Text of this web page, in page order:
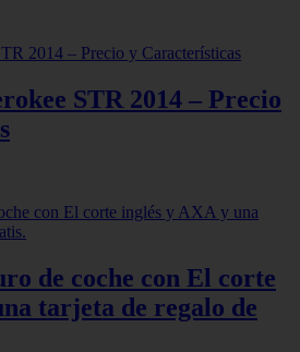
STR 2014 – Precio
de coche con El corte
tarjeta de regalo de